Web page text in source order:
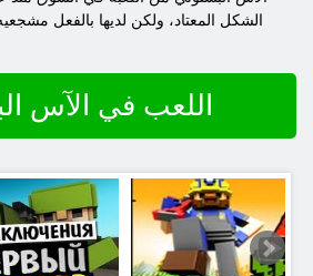
الشكل المعتاد، ولكن لديها بالفعل
اللعب في الآس